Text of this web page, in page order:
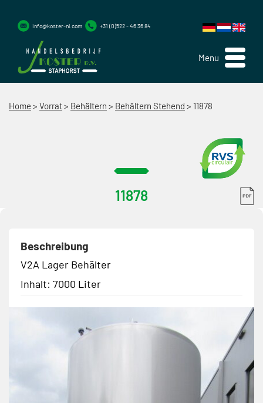
Menu
info@koster-nl.com +31 (0)522 - 46 36 84
Home > Vorrat> Behältern > Behältern Stehend > 11878
11878
Beschreibung
V2A Lager Behälter
Inhalt: 7000 Liter